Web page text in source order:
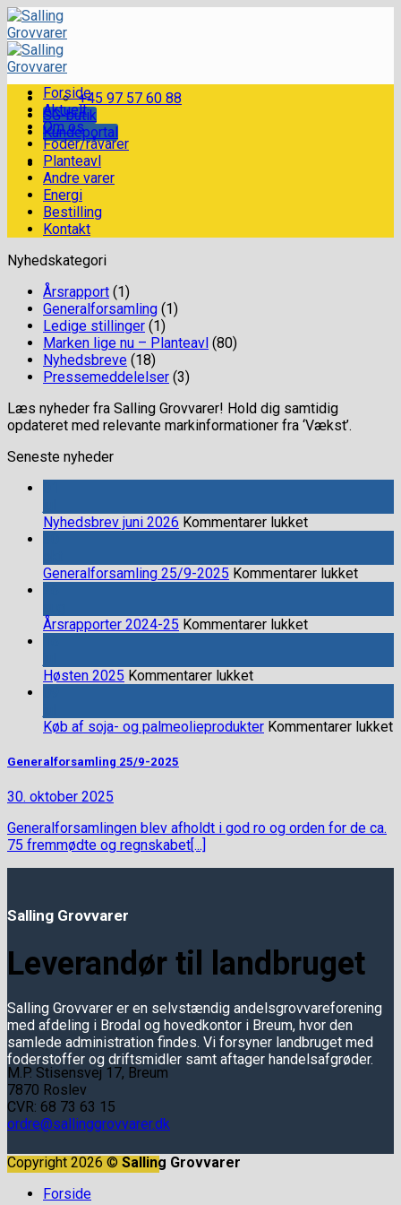
Skip
to
content
+45 97 57 60 88
SG-butik
Kundeportal
Forside
Aktuelt
Om os
Foder/råvarer
Planteavl
Andre varer
Energi
Bestilling
Kontakt
Nyhedskategori
Årsrapport (1)
Generalforsamling (1)
Ledige stillinger (1)
Marken lige nu – Planteavl (80)
Nyhedsbreve (18)
Pressemeddelelser (3)
Læs nyheder fra Salling Grovvarer! Hold dig samtidig
opdateret med relevante markinformationer fra ‘Vækst’.
Seneste nyheder
Nyhedsbrev juni 2026 Kommentarer lukkettil
2026
Generalforsamling 25/9-2025 Kommentarer lukkettil
Årsrapporter 2024-25 Kommentarer lukkettil
Høsten 2025 Kommentarer lukkettil
Køb af soja- og palmeolieprodukter Kommentarer lukket
Generalforsamling 25/9-2025
30. oktober 2025
Generalforsamlingen blev afholdt i god ro og orden for de ca.
75 fremmødte og regnskabet[...]
Salling Grovvarer
Leverandør til landbruget
Salling Grovvarer er en selvstændig andelsgrovvareforening
med afdeling i Brodal og hovedkontor i Breum, hvor den
samlede administration findes. Vi forsyner landbruget med
foderstoffer og driftsmidler samt aftager handelsafgrøder.
M.P. Stisensvej 17, Breum
7870 Roslev
CVR: 68 73 63 15
ordre@sallinggrovvarer.dk
Ring til os: +97 57 60 88
Copyright 2026 © Salling Grovvarer
Forside